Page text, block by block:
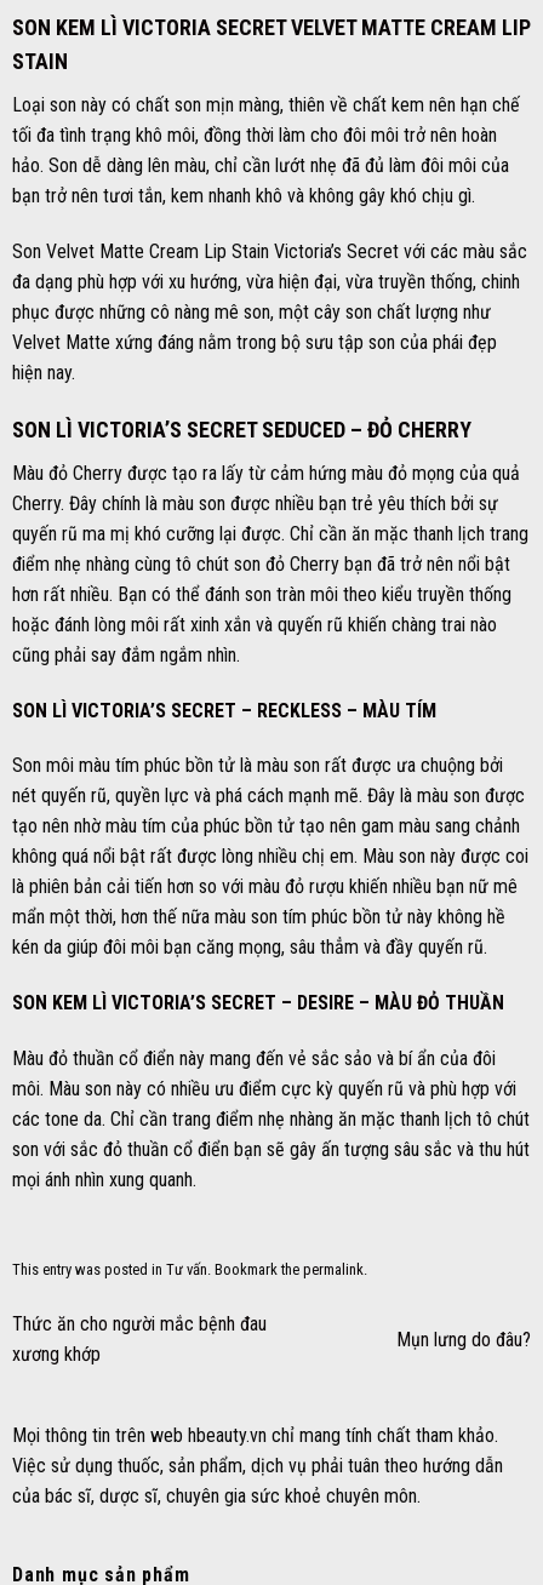
SON KEM LÌ VICTORIA SECRET VELVET MATTE CREAM LIP
STAIN
Loại son này có chất son mịn màng, thiên về chất kem nên hạn chế
tối đa tình trạng khô môi, đồng thời làm cho đôi môi trở nên hoàn
hảo. Son dễ dàng lên màu, chỉ cần lướt nhẹ đã đủ làm đôi môi của
bạn trở nên tươi tắn, kem nhanh khô và không gây khó chịu gì.
Son Velvet Matte Cream Lip Stain Victoria’s Secret với các màu sắc
đa dạng phù hợp với xu hướng, vừa hiện đại, vừa truyền thống, chinh
phục được những cô nàng mê son, một cây son chất lượng như
Velvet Matte xứng đáng nằm trong bộ sưu tập son của phái đẹp
hiện nay.
SON LÌ VICTORIA’S SECRET SEDUCED – ĐỎ CHERRY
Màu đỏ Cherry được tạo ra lấy từ cảm hứng màu đỏ mọng của quả
Cherry. Đây chính là màu son được nhiều bạn trẻ yêu thích bởi sự
quyến rũ ma mị khó cưỡng lại được. Chỉ cần ăn mặc thanh lịch trang
điểm nhẹ nhàng cùng tô chút son đỏ Cherry bạn đã trở nên nổi bật
hơn rất nhiều. Bạn có thể đánh son tràn môi theo kiểu truyền thống
hoặc đánh lòng môi rất xinh xắn và quyến rũ khiến chàng trai nào
cũng phải say đắm ngắm nhìn.
SON LÌ VICTORIA’S SECRET – RECKLESS – MÀU TÍM
Son môi màu tím phúc bồn tử là màu son rất được ưa chuộng bởi
nét quyến rũ, quyền lực và phá cách mạnh mẽ. Đây là màu son được
tạo nên nhờ màu tím của phúc bồn tử tạo nên gam màu sang chảnh
không quá nổi bật rất được lòng nhiều chị em. Màu son này được coi
là phiên bản cải tiến hơn so với màu đỏ rượu khiến nhiều bạn nữ mê
mẩn một thời, hơn thế nữa màu son tím phúc bồn tử này không hề
kén da giúp đôi môi bạn căng mọng, sâu thẳm và đầy quyến rũ.
SON KEM LÌ VICTORIA’S SECRET – DESIRE – MÀU ĐỎ THUẦN
Màu đỏ thuần cổ điển này mang đến vẻ sắc sảo và bí ẩn của đôi
môi. Màu son này có nhiều ưu điểm cực kỳ quyến rũ và phù hợp với
các tone da. Chỉ cần trang điểm nhẹ nhàng ăn mặc thanh lịch tô chút
son với sắc đỏ thuần cổ điển bạn sẽ gây ấn tượng sâu sắc và thu hút
mọi ánh nhìn xung quanh.
This entry was posted in Tư vấn. Bookmark the permalink.
Thức ăn cho người mắc bệnh đau
xương khớp
Mụn lưng do đâu?
Mọi thông tin trên web hbeauty.vn chỉ mang tính chất tham khảo.
Việc sử dụng thuốc, sản phẩm, dịch vụ phải tuân theo hướng dẫn
của bác sĩ, dược sĩ, chuyên gia sức khoẻ chuyên môn.
Danh mục sản phẩm